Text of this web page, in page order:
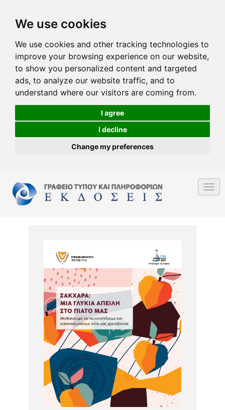
We use cookies
We use cookies and other tracking technologies to
improve your browsing experience on our website,
to show you personalized content and targeted
ads, to analyze our website traffic, and to
understand where our visitors are coming from.
I agree
I decline
Change my preferences